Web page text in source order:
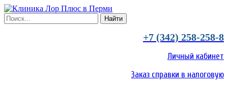
+7 (342) 258-258-8
Личный кабинет
Заказ справки в налоговую